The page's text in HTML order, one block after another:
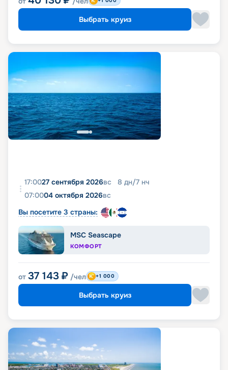
Выбрать круиз
17:0027 сентября 2026вс 8 дн/7 нч
07:0004 октября 2026вс
Вы посетите 3 страны:
MSC Seascape
КОМФОРТ
от 37 143 ₽ /чел +1 000
Выбрать круиз